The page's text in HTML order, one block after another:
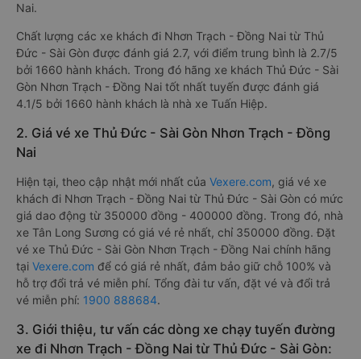
Nai.
Chất lượng các xe khách đi Nhơn Trạch - Đồng Nai từ Thủ
Đức - Sài Gòn được đánh giá 2.7, với điểm trung bình là 2.7/5
bởi 1660 hành khách. Trong đó hãng xe khách Thủ Đức - Sài
Gòn Nhơn Trạch - Đồng Nai tốt nhất tuyến được đánh giá
4.1/5 bởi 1660 hành khách là nhà xe Tuấn Hiệp.
2. Giá vé xe Thủ Đức - Sài Gòn Nhơn Trạch - Đồng
Nai
Hiện tại, theo cập nhật mới nhất của Vexere.com, giá vé xe
khách đi Nhơn Trạch - Đồng Nai từ Thủ Đức - Sài Gòn có mức
giá dao động từ 350000 đồng - 400000 đồng. Trong đó, nhà
xe Tân Long Sương có giá vé rẻ nhất, chỉ 350000 đồng. Đặt
vé xe Thủ Đức - Sài Gòn Nhơn Trạch - Đồng Nai chính hãng
tại Vexere.com để có giá rẻ nhất, đảm bảo giữ chỗ 100% và
hỗ trợ đổi trả vé miễn phí. Tổng đài tư vấn, đặt vé và đổi trả
vé miễn phí: 1900 888684.
3. Giới thiệu, tư vấn các dòng xe chạy tuyến đường
xe đi Nhơn Trạch - Đồng Nai từ Thủ Đức - Sài Gòn: